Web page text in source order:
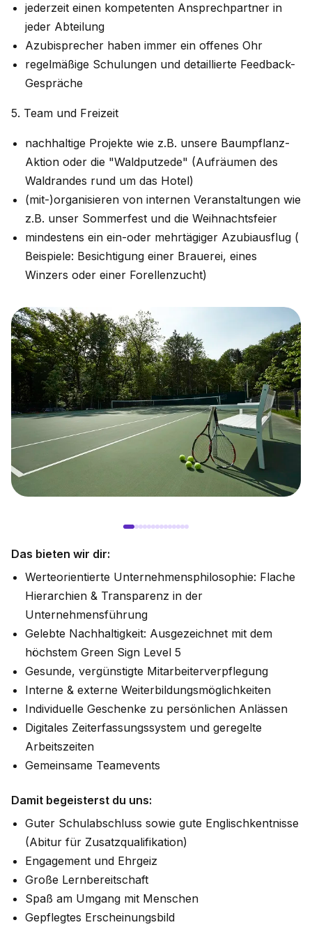
jederzeit einen kompetenten Ansprechpartner in
jeder Abteilung
Azubisprecher haben immer ein offenes Ohr
regelmäßige Schulungen und detaillierte Feedback-
Gespräche
5. Team und Freizeit
nachhaltige Projekte wie z.B. unsere Baumpflanz-
Aktion oder die "Waldputzede" (Aufräumen des
Waldrandes rund um das Hotel)
(mit-)organisieren von internen Veranstaltungen wie
z.B. unser Sommerfest und die Weihnachtsfeier
mindestens ein ein-oder mehrtägiger Azubiausflug (
Beispiele: Besichtigung einer Brauerei, eines
Winzers oder einer Forellenzucht)
Das bieten wir dir:
Werteorientierte Unternehmensphilosophie: Flache
Hierarchien & Transparenz in der
Unternehmensführung
Gelebte Nachhaltigkeit: Ausgezeichnet mit dem
höchstem Green Sign Level 5
Gesunde, vergünstigte Mitarbeiterverpflegung
Interne & externe Weiterbildungsmöglichkeiten
Individuelle Geschenke zu persönlichen Anlässen
Digitales Zeiterfassungssystem und geregelte
Arbeitszeiten
Gemeinsame Teamevents
Damit begeisterst du uns:
Guter Schulabschluss sowie gute Englischkentnisse
(Abitur für Zusatzqualifikation)
Engagement und Ehrgeiz
Große Lernbereitschaft
Spaß am Umgang mit Menschen
Gepflegtes Erscheinungsbild